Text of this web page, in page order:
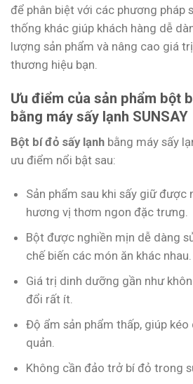
để phân biệt với các phương pháp
thống khác giúp khách hàng dễ
lượng sản phẩm và nâng cao giá
thương hiệu bạn.
Ưu điểm của sản phẩm bột
bằng máy sấy lạnh SUNSAY
Bột bí đỏ sấy lạnh bằng máy sấy
ưu điểm nổi bật sau:
Sản phẩm sau khi sấy giữ được
hương vị thơm ngon đặc trưng.
Bột được nghiền mịn dễ dàng
chế biến các món ăn khác nhau.
Giá trị dinh dưỡng gần như
đổi rất ít.
Độ ẩm sản phẩm thấp, giúp
quản.
Không cần đảo trở bí đỏ trong